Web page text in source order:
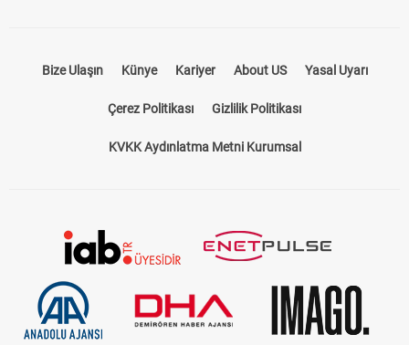
Bize Ulaşın Künye Kariyer About US Yasal Uyarı
Çerez Politikası Gizlilik Politikası
KVKK Aydınlatma Metni Kurumsal